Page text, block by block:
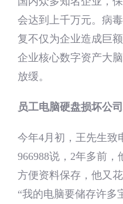
会达到上千万元。病
复不仅为企业造成巨
企业核心数字资产大
放缓。
员工电脑硬盘损坏公
今年4月初，王先生致
966988说，2年多前
方便资料保存，他又
“我的电脑要储存许多